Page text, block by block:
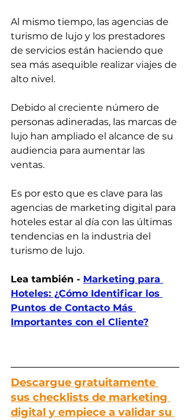
Al mismo tiempo, las agencias de
turismo de lujo y los prestadores
de servicios están haciendo que
sea más asequible realizar viajes de
alto nivel.
Debido al creciente número de
personas adineradas, las marcas de
lujo han ampliado el alcance de su
audiencia para aumentar las
ventas.
Es por esto que es clave para las
agencias de marketing digital para
hoteles estar al día con las últimas
tendencias en la industria del
turismo de lujo.
Lea también - Marketing para
Hoteles: ¿Cómo Identificar los
Puntos de Contacto Más
Importantes con el Cliente?
Descargue gratuitamente
sus checklists de marketing
digital y empiece a validar su